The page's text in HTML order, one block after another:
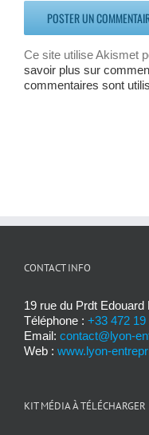
Ce site utilise Akismet
savoir plus sur
commentaires sont
CONTACT INFO
19 rue du Prdt Edouard
Téléphone : +33 472 19
Email: contact@lyon-
Web : www.lyon-
KIT MÉDIA À TÉLÉCHARGER